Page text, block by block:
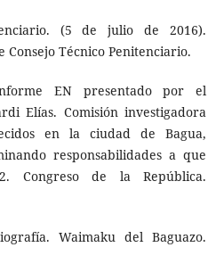
(5 de julio de 2016).
Técnico Penitenciario.
EN presentado por el
Elías. Comisión investigadora
en la ciudad de Bagua,
responsabilidades a que
Congreso de la República.
Waimaku del Baguazo.